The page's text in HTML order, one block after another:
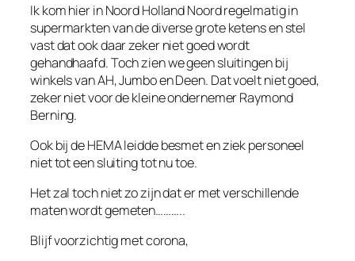
Ik kom hier in Noord Holland Noord regelmatig in
supermarkten van de diverse grote ketens en stel
vast dat ook daar zeker niet goed wordt
gehandhaafd. Toch zien we geen sluitingen bij
winkels van AH, Jumbo en Deen. Dat voelt niet goed,
zeker niet voor de kleine ondernemer Raymond
Berning.
Ook bij de HEMA leidde besmet en ziek personeel
niet tot een sluiting tot nu toe.
Het zal toch niet zo zijn dat er met verschillende
maten wordt gemeten………..
Blijf voorzichtig met corona,